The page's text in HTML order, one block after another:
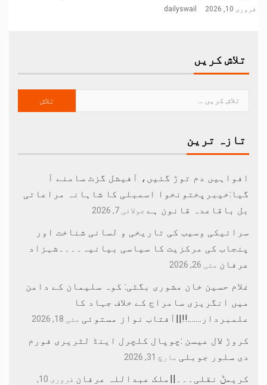
فروری 10, 2026 dailyswail
تلاش کریں
تازہ ترین
افواہیں دم توڑ گئیں، آفیشل گزٹ سامنے آ
گیا:خیبرپختونخوا اسمبلی کا شاہانہ مراعاتی
بل باقاعدہ قانون ہے جولائی 7, 2026
سرائیکی وسیب کی تاریخی و لسانی شناخت اور
پنجاب کی مرکزیت کا سیاسی بیانیہ۔۔۔۔شہزاد
عرفان مئی 26, 2026
غلام حسین خان مشوری بگٹی: کوہ سلیمان کے دامن
میں انگریزی سامراج کے خلاف جہاد کا
علمبردار…….!!||آفتاب نواز مستوئی مئی 18, 2026
کروڑ لال عیسن :چوپال کلچرل اینڈ لٹریری فورم
دی سلور جوبلی مارچ 31, 2026
کریمݨ نقلی۔۔۔||ملک عبداللہ عرفان
فروری 10,